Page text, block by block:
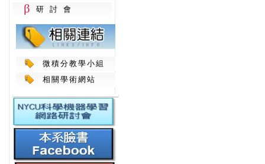
研討會
微積分教學小組
相關學術網站